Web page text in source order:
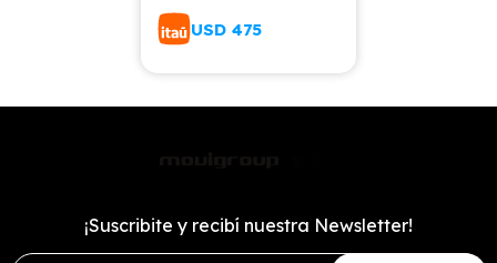
USD 475
¡Suscribite y recibí nuestra Newsletter!